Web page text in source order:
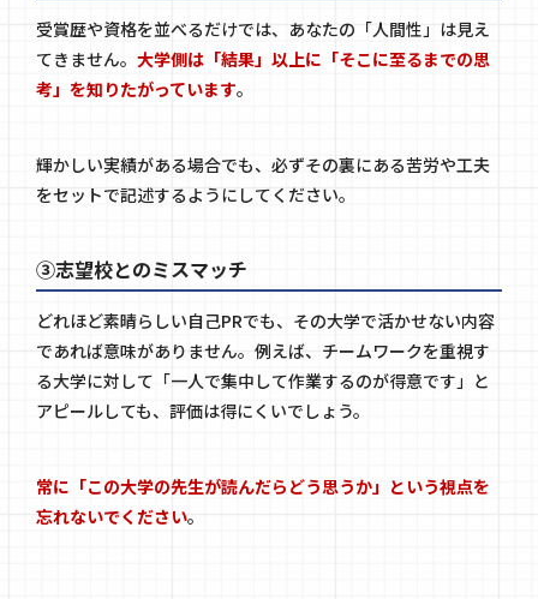
受賞歴や資格を並べるだけでは、あなたの「人間性」は見え
てきません。 大学側は「結果」以上に「そこに至るまでの思
考」を知りたがっています。
輝かしい実績がある場合でも、必ずその裏にある苦労や工夫
をセットで記述するようにしてください。
③志望校とのミスマッチ
どれほど素晴らしい自己PRでも、その大学で活かせない内容
であれば意味がありません。例えば、チームワークを重視す
る大学に対して「一人で集中して作業するのが得意です」と
アピールしても、評価は得にくいでしょう。
常に「この大学の先生が読んだらどう思うか」という視点を
忘れないでください。